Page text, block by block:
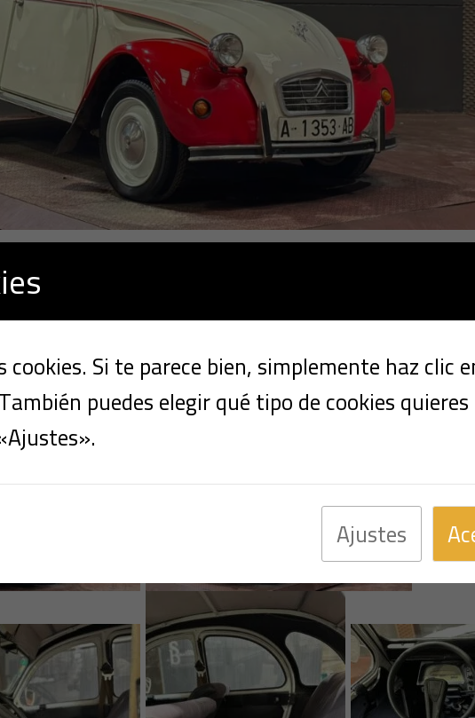
AÑO 1981
,Clásicos y Eventos/ PorSáez Bravo Automóviles
cookies. Si te parece bien, simplemente haz clic
puedes elegir qué tipo de cookies
Ajustes